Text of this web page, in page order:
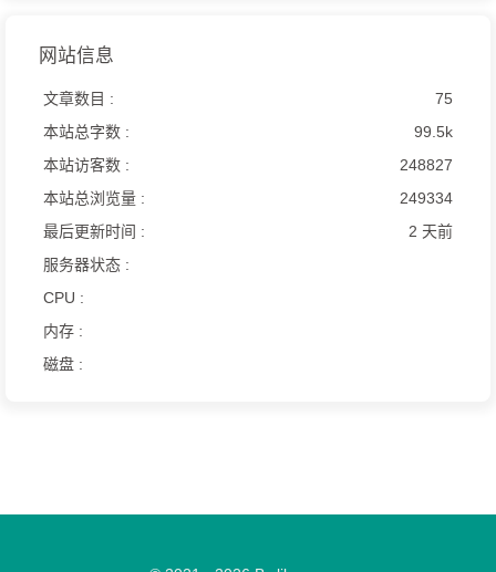
网站信息
文章数目 :
75
本站总字数 :
99.5k
本站访客数 :
248827
本站总浏览量 :
249334
最后更新时间 :
2 天前
服务器状态 :
CPU :
内存 :
磁盘 :